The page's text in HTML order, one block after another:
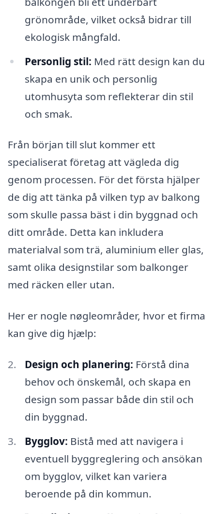
grönområde, vilket också bidrar till
ekologisk mångfald.
Personlig stil: Med rätt design kan du
skapa en unik och personlig
utomhusyta som reflekterar din stil
och smak.
Från början till slut kommer ett
specialiserat företag att vägleda dig
genom processen. För det första hjälper
de dig att tänka på vilken typ av balkong
som skulle passa bäst i din byggnad och
ditt område. Detta kan inkludera
materialval som trä, aluminium eller glas,
samt olika designstilar som balkonger
med räcken eller utan.
Her er nogle nøgleområder, hvor et firma
kan give dig hjælp:
Design och planering: Förstå dina
behov och önskemål, och skapa en
design som passar både din stil och
din byggnad.
Bygglov: Bistå med att navigera i
eventuell byggreglering och ansökan
om bygglov, vilket kan variera
beroende på din kommun.